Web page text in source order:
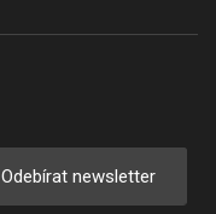
Odebírat newsletter